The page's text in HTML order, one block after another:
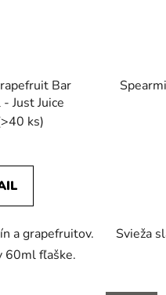
Bar
Just Juice
ks)
a grapefruitov.
60ml fľaške.
Svieža